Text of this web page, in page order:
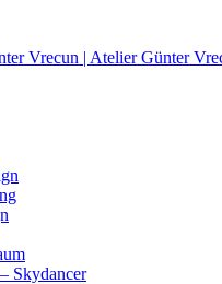
Skydancer